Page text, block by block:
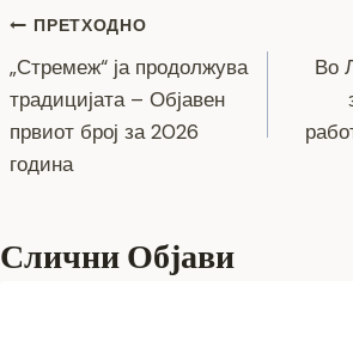
r
a
m
A
p
p
L
i
n
k
i
l
a
r
e
Навигација
на
напис
ПРЕТХОДНО
„Стремеж“ ја продолжува
традицијата – Објавен
првиот број за 2026
година
Во
Слични Објави